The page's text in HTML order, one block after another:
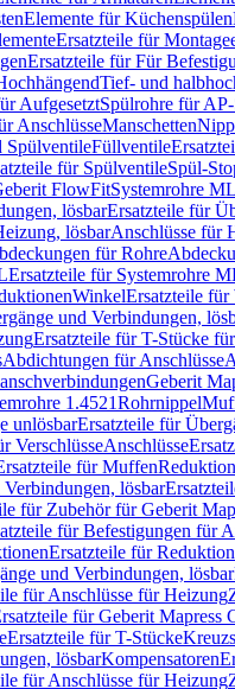
Elemente für Küchenspülen
Ersatzteile für
Ersatzteile für Für
Tief- und
AufgesetztSpülrohre für
AnschlüsseManschetten
SpülventileFüllventile
für SpülventileSpül-
FlowFitSystemrohre ML
lösbarErsatzteile für
lösbarAnschlüsse für
für Rohre
Ersatzteile für Systemrohre
WinkelErsatzteile für
und Verbindungen,
Ersatzteile für T-Stücke
Abdichtungen für Anschlüsse
Geberit
1.4521Rohrnippel
unlösbarErsatzteile für
VerschlüsseAnschlüsse
für Muffen
lösbar
für Zubehör für Geberit
für Befestigungen für
Ersatzteile für
und Verbindungen, lösbar
für Anschlüsse für Heizung
für Geberit Mapress
Ersatzteile für T-Stücke
lösbarKompensatoren
für Anschlüsse für Heizung